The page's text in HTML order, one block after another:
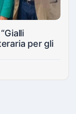
per gli